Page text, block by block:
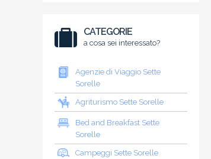
CATEGORIE
a cosa sei interessato?
Agenzie di Viaggio Sette
Sorelle
Agriturismo Sette Sorelle
Bed and Breakfast Sette
Sorelle
Campeggi Sette Sorelle